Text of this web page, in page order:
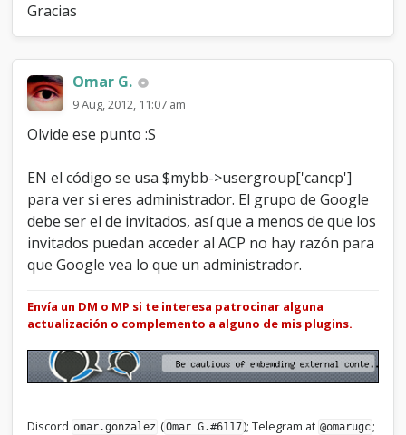
Gracias
Omar G.
9 Aug, 2012, 11:07 am
Olvide ese punto :S
EN el código se usa $mybb->usergroup['cancp']
para ver si eres administrador. El grupo de Google
debe ser el de invitados, así que a menos de que los
invitados puedan acceder al ACP no hay razón para
que Google vea lo que un administrador.
Envía un DM o MP si te interesa patrocinar alguna
actualización o complemento a alguno de mis plugins.
Discord omar.gonzalez (Omar G.#6117); Telegram at @omarugc ;